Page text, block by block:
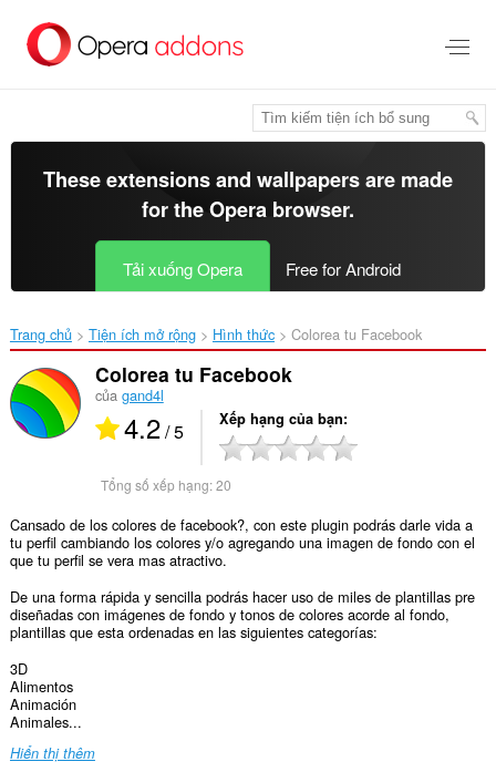
đến
These extensions and wallpapers are made
for theOpera browser.
Tải xuống Opera Free for Android
Trang chủ Tiện ích mở rộng Hình thức Colorea tu Facebook‎
Colorea tu Facebook
của gand4l
4.2/ 5 Xếp hạng của bạn
Tổng số xếp hạng:20
Cansado de los colores de facebook?, con este plugin podrás darle vida a
tu perfil cambiando los colores y/o agregando una imagen de fondo con el
que tu perfil se vera mas atractivo.
De una forma rápida y sencilla podrás hacer uso de miles de plantillas pre
diseñadas con imágenes de fondo y tonos de colores acorde al fondo,
plantillas que esta ordenadas en las siguientes categorías:
3D
Alimentos
Animación
Animales...
Hiển thị thêm